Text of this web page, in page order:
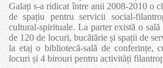
Galați s-a ridicat între anii 2008-2010 o
de spațiu pentru servicii social-
cultural-spirituale. La parter există o sală
de 120 de locuri, bucătărie și spații de
la etaj o bibliotecă-sală de conferințe,
locuri și 4 birouri pentru activități